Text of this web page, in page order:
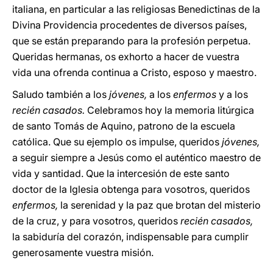
italiana, en particular a las religiosas Benedictinas de la
Divina Providencia procedentes de diversos países,
que se están preparando para la profesión perpetua.
Queridas hermanas, os exhorto a hacer de vuestra
vida una ofrenda continua a Cristo, esposo y maestro.
Saludo también a los jóvenes, a los enfermos y a los
recién casados. Celebramos hoy la memoria litúrgica
de santo Tomás de Aquino, patrono de la escuela
católica. Que su ejemplo os impulse, queridos jóvenes,
a seguir siempre a Jesús como el auténtico maestro de
vida y santidad. Que la intercesión de este santo
doctor de la Iglesia obtenga para vosotros, queridos
enfermos, la serenidad y la paz que brotan del misterio
de la cruz, y para vosotros, queridos recién casados,
la sabiduría del corazón, indispensable para cumplir
generosamente vuestra misión.